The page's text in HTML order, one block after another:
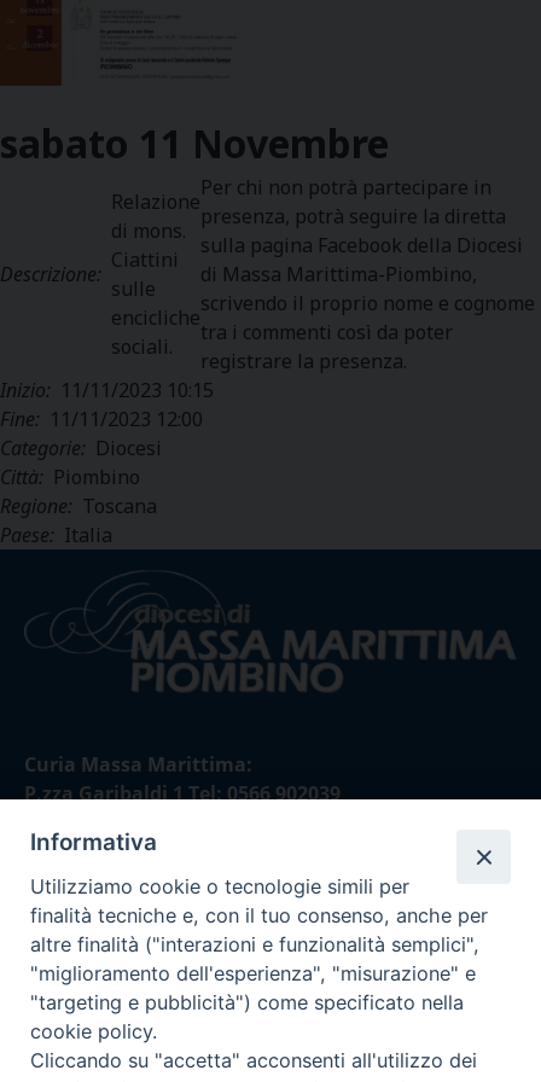
sabato 11 Novembre
Descrizione:
Relazione
di mons.
Ciattini
sulle
encicliche
sociali.
Per chi non potrà partecipare in
presenza, potrà seguire la diretta
sulla pagina Facebook della Diocesi
di Massa Marittima-Piombino,
scrivendo il proprio nome e cognome
tra i commenti così da poter
registrare la presenza.
Inizio: 11/11/2023 10:15
Fine: 11/11/2023 12:00
Categorie: Diocesi
Città: Piombino
Regione: Toscana
Paese: Italia
Curia Massa Marittima:
P.zza Garibaldi 1 Tel: 0566 902039
Curia Piombino:
Via Don Minzoni,58/A Tel e Fax: 0565 32036
E-mail:
curia@diocesimassamarittima.it
Informativa
Utilizziamo cookie o tecnologie simili per
finalità tecniche e, con il tuo consenso, anche per
altre finalità ("interazioni e funzionalità semplici",
"miglioramento dell'esperienza", "misurazione" e
"targeting e pubblicità") come specificato nella
cookie policy.
Cliccando su "accetta" acconsenti all'utilizzo dei